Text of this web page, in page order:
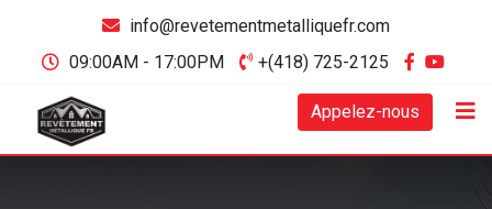
info@revetementmetalliquefr.com
09:00AM - 17:00PM
+(418) 725-2125
Appelez-nous